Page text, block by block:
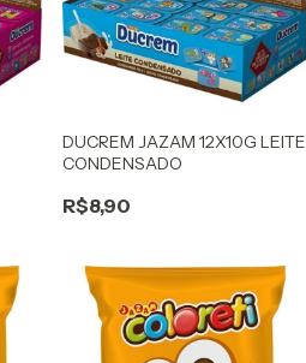
DUCREM JAZAM 12X10G LEITE
CONDENSADO
R$8,90